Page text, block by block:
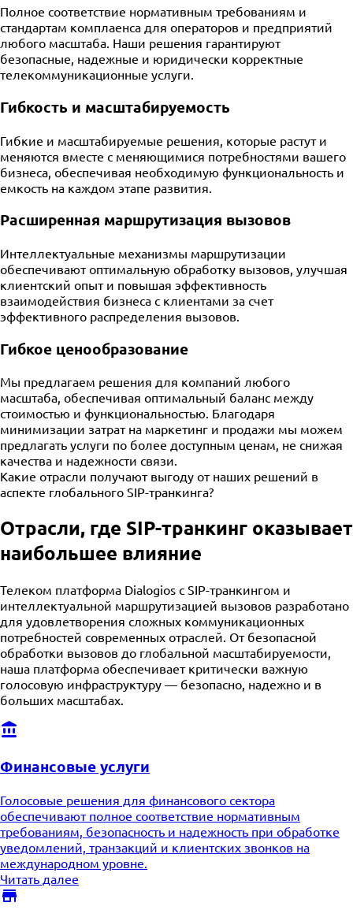
Полное соответствие нормативным требованиям и
стандартам комплаенса для операторов и предприятий
любого масштаба. Наши решения гарантируют
безопасные, надежные и юридически корректные
телекоммуникационные услуги.
Гибкость и масштабируемость
Гибкие и масштабируемые решения, которые растут и
меняются вместе с меняющимися потребностями вашего
бизнеса, обеспечивая необходимую функциональность и
емкость на каждом этапе развития.
Расширенная маршрутизация вызовов
Интеллектуальные механизмы маршрутизации
обеспечивают оптимальную обработку вызовов, улучшая
клиентский опыт и повышая эффективность
взаимодействия бизнеса с клиентами за счет
эффективного распределения вызовов.
Гибкое ценообразование
Мы предлагаем решения для компаний любого
масштаба, обеспечивая оптимальный баланс между
стоимостью и функциональностью. Благодаря
минимизации затрат на маркетинг и продажи мы можем
предлагать услуги по более доступным ценам, не снижая
качества и надежности связи.
Какие отрасли получают выгоду от наших решений в
аспекте глобального SIP-транкинга?
Отрасли, где SIP-транкинг оказывает
наибольшее влияние
Телеком платформа Dialogios с SIP-транкингом и
интеллектуальной маршрутизацией вызовов разработано
для удовлетворения сложных коммуникационных
потребностей современных отраслей. От безопасной
обработки вызовов до глобальной масштабируемости,
наша платформа обеспечивает критически важную
голосовую инфраструктуру — безопасно, надежно и в
больших масштабах.
Финансовые услуги
Голосовые решения для финансового сектора
обеспечивают полное соответствие нормативным
требованиям, безопасность и надежность при обработке
уведомлений, транзакций и клиентских звонков на
международном уровне.
Читать далее